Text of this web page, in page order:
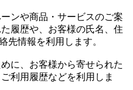
ンや商品・サービスのご案
履歴や、お客様の氏名、住
先情報を利用します。
に、お客様から寄せられた
利用履歴などを利用しま